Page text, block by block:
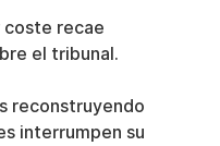
coste recae
el tribunal.
reconstruyendo
interrumpen su